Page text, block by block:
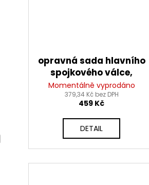
opravná sada hlavního
spojkového válce,
Tourmax
Momentálně vyprodáno
379,34 Kč bez DPH
459 Kč
DETAIL